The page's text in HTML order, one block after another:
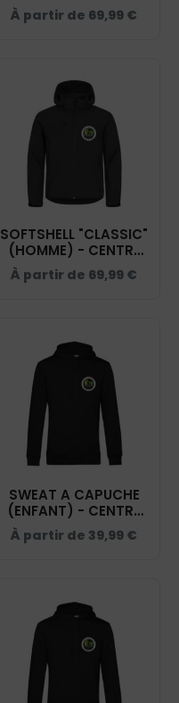
- CENTRE EQUESTRE
DE KERAVEL - NOIR -
À partir de 69,99 €
SOFTSHELL "CLASSIC"
(HOMME) - CENTRE
EQUESTRE DE
KERAVEL - 0200912
À partir de 69,99 €
SWEAT A CAPUCHE
(ENFANT) - CENTRE
EQUESTRE DE
KERAVEL - NOIR -
À partir de 39,99 €